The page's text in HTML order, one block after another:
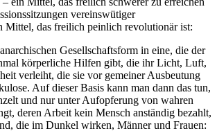
vereinswütiger
Mittel, das freilich peinlich revolutionär ist:
Gesellschaftsform in eine, die der
körperliche Hilfen gibt, die ihr Licht, Luft,
verleiht, die sie vor gemeiner Ausbeutung
Auf dieser Basis kann man dann das tun,
und nur unter Aufopferung von wahren
deren Arbeit kein Mensch anständig bezahlt,
die im Dunkel wirken, Männer und Frauen: